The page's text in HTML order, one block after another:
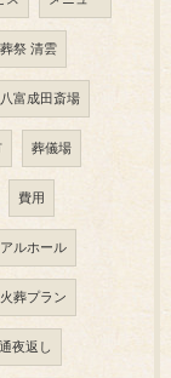
祭 清雲
八富成田斎場
葬儀場
費用
ルホール
火葬プラン
夜返し